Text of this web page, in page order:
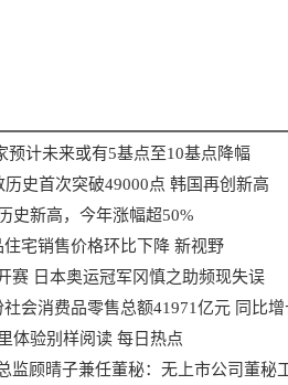
预计未来或有5基点至10基点降幅
史首次突破49000点 韩国再创新高
史新高，今年涨幅超50%
宅销售价格环比下降 新视野
赛 日本奥运冠军冈慎之助频现失误
会消费品零售总额41971亿元 同比增
体验别样阅读 每日热点
监顾晴子兼任董秘：无上市公司董秘